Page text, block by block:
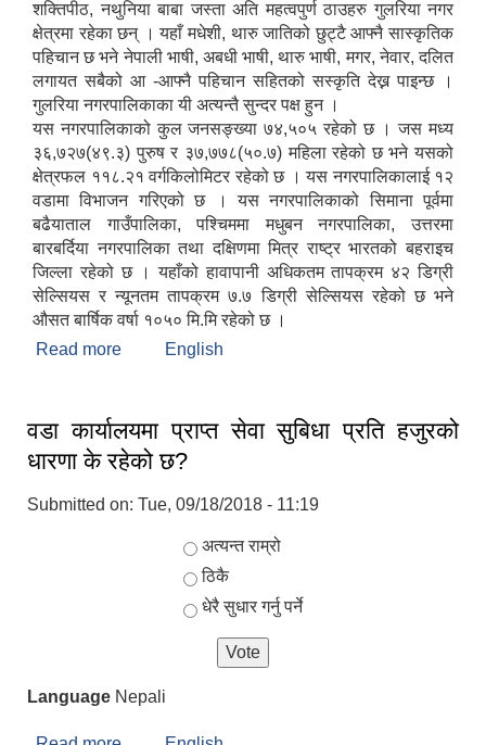
शक्तिपीठ, नथुनिया बाबा जस्ता अति महत्वपुर्ण ठाउहरु गुलरिया नगर
क्षेत्रमा रहेका छन् । यहाँ मधेशी, थारु जातिको छुट्टै आफ्नै सास्कृतिक
पहिचान छ भने नेपाली भाषी, अबधी भाषी, थारु भाषी, मगर, नेवार, दलित
लगायत सबैको आ -आफ्नै पहिचान सहितको सस्कृति देख्न पाइन्छ ।
गुलरिया नगरपालिकाका यी अत्यन्तै सुन्दर पक्ष हुन ।
यस नगरपालिकाको कुल जनसङ्ख्या ७४,५०५ रहेको छ । जस मध्य
३६,७२७(४९.३) पुरुष र ३७,७७८(५०.७) महिला रहेको छ भने यसको
क्षेत्रफल ११८.२१ वर्गकिलोमिटर रहेको छ । यस नगरपालिकालाई १२
वडामा विभाजन गरिएको छ । यस नगरपालिकाको सिमाना पूर्वमा
बढैयाताल गाउँपालिका, पश्चिममा मधुबन नगरपालिका, उत्तरमा
बारबर्दिया नगरपालिका तथा दक्षिणमा मित्र राष्ट्र भारतको बहराइच
जिल्ला रहेको छ । यहाँको हावापानी अधिकतम तापक्रम ४२ डिग्री
सेल्सियस र न्यूनतम तापक्रम ७.७ डिग्री सेल्सियस रहेको छ भने
औसत बार्षिक वर्षा १०५० मि.मि रहेको छ ।
Read more about गुलरिया नगरपालिकाको संक्षिप्त परिचय
English
वडा कार्यालयमा प्राप्त सेवा सुबिधा प्रति हजुरको
धारणा के रहेको छ?
Submitted on: Tue, 09/18/2018 - 11:19
Choices
अत्यन्त राम्रो
ठिकै
धेरै सुधार गर्नु पर्ने
Language Nepali